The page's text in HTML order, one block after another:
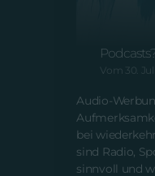
Podcasts?
Vom 30.
Audio-
bei
sind Radio,
sinnvoll und